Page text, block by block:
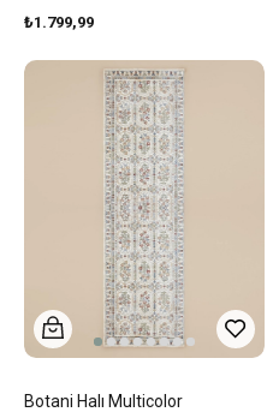
₺1.799,99
Botani Halı Multicolor